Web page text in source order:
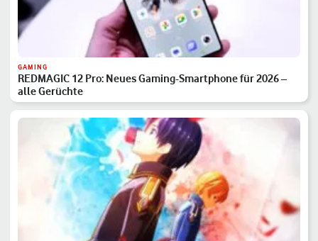
GAMING
REDMAGIC 12 Pro: Neues Gaming-Smartphone für 2026 –
alle Gerüchte